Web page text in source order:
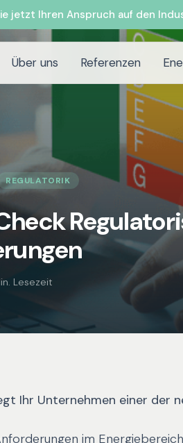
jetzt Ihren Anspruch auf den
Über uns Referenzen
REGULATORIK
Lesezeit
Ihr Unternehmen einer der
im